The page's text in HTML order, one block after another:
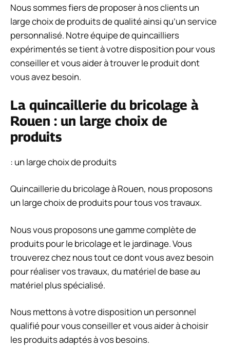
Nous sommes fiers de proposer à nos clients un
large choix de produits de qualité ainsi qu’un service
personnalisé. Notre équipe de quincailliers
expérimentés se tient à votre disposition pour vous
conseiller et vous aider à trouver le produit dont
vous avez besoin.
La quincaillerie du bricolage à
Rouen : un large choix de
produits
: un large choix de produits
Quincaillerie du bricolage à Rouen, nous proposons
un large choix de produits pour tous vos travaux.
Nous vous proposons une gamme complète de
produits pour le bricolage et le jardinage. Vous
trouverez chez nous tout ce dont vous avez besoin
pour réaliser vos travaux, du matériel de base au
matériel plus spécialisé.
Nous mettons à votre disposition un personnel
qualifié pour vous conseiller et vous aider à choisir
les produits adaptés à vos besoins.